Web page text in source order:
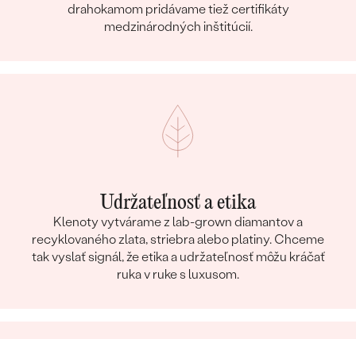
drahokamom pridávame tiež certifikáty
medzinárodných inštitúcií.
Udržateľnosť a etika
Klenoty vytvárame z lab-grown diamantov a
recyklovaného zlata, striebra alebo platiny. Chceme
tak vyslať signál, že etika a udržateľnosť môžu kráčať
ruka v ruke s luxusom.